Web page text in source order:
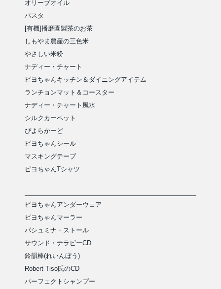
オリーブオイル
パスタ
[有機]播磨園製茶のお茶
しもやま農産の三色米
やさしい米粉
ナディー・チャート
ピヨちゃんキッチン＆ダイニングアイテム
ランチョンマット＆コースター
ナディー・チャート風水
シルクカーペット
ぴよらかーど
ピヨちゃんシール
マスキングテープ
ピヨちゃんTシャツ
ピヨちゃんアンダーウェア
ピヨちゃんマーラー
パシュミナ・ストール
サウンド・テラピーCD
鈴韻棒(れいんぼう)
Robert Tiso氏のCD
パーフェクトシャンプー